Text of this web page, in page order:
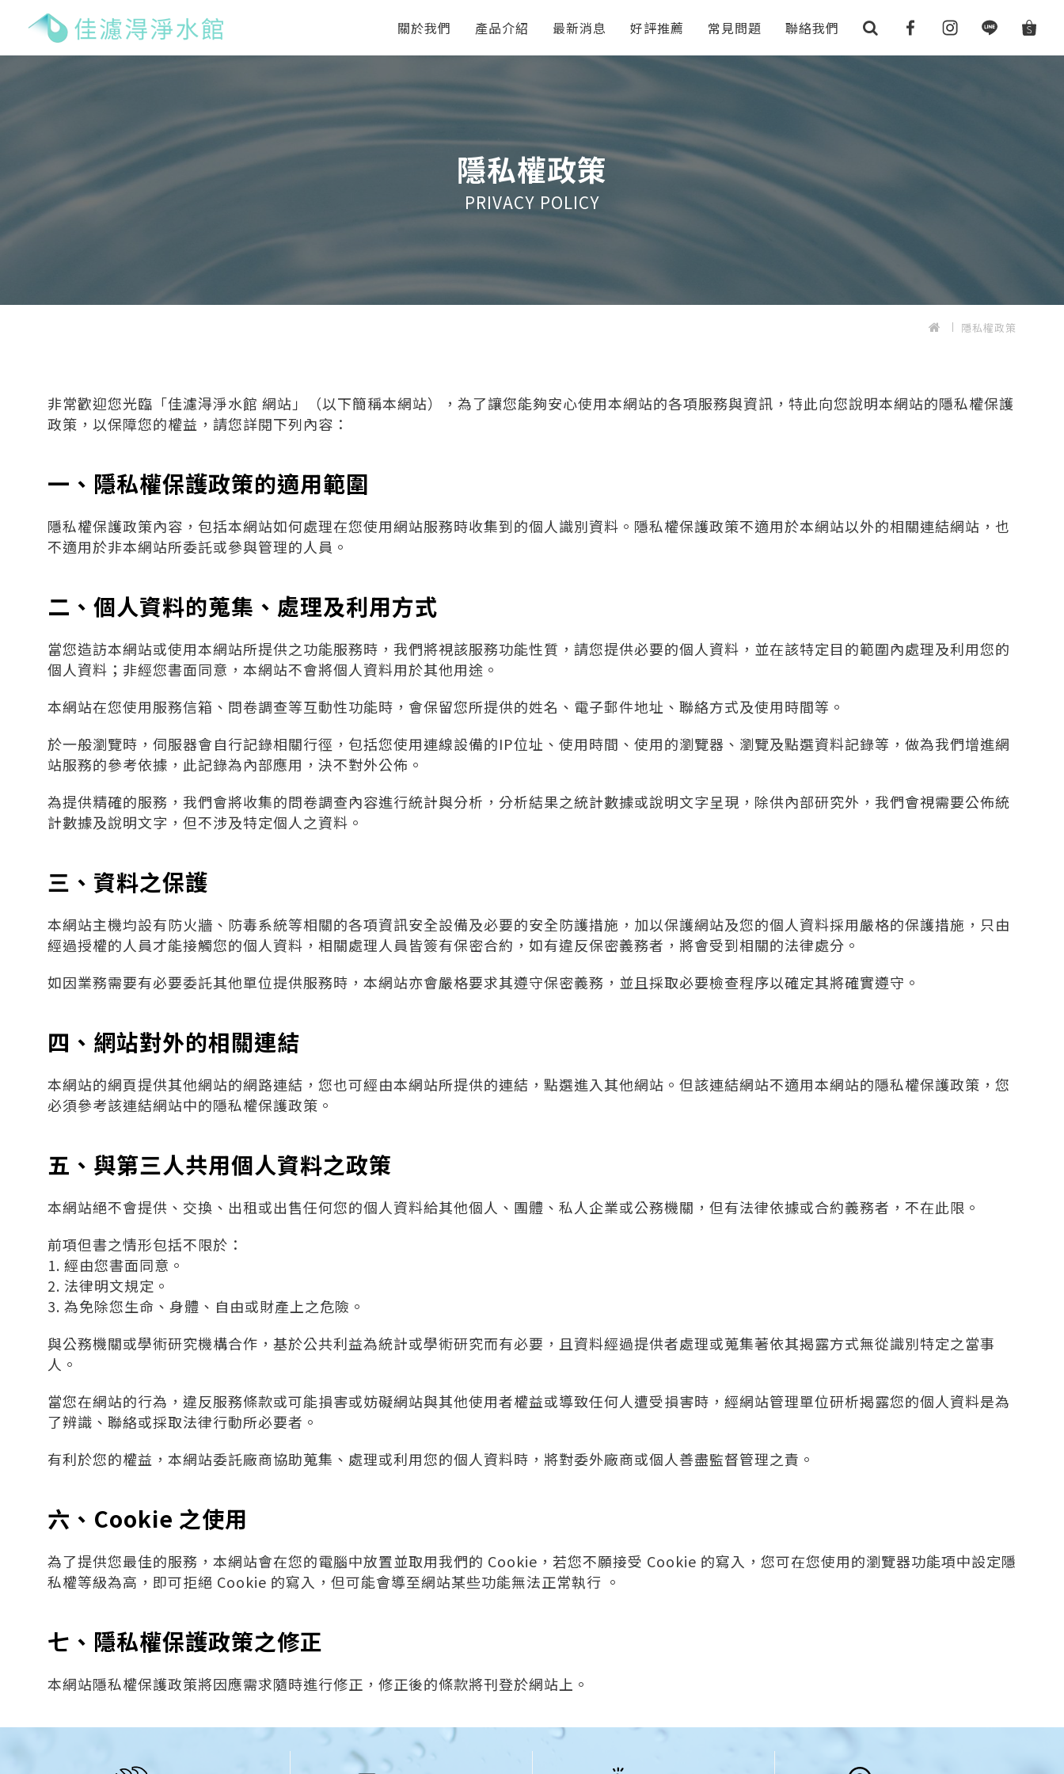
關於我們 產品介紹 最新消息 好評推薦 常見問題 聯絡我們
隱私權政策
PRIVACY POLICY
隱私權政策
非常歡迎您光臨「佳濾淂淨水館 網站」（以下簡稱本網站），為了讓您能夠安心使用本網站的各項服務與資訊，特此向您說明本網站的隱私權保護
政策，以保障您的權益，請您詳閱下列內容：
一、隱私權保護政策的適用範圍
隱私權保護政策內容，包括本網站如何處理在您使用網站服務時收集到的個人識別資料。隱私權保護政策不適用於本網站以外的相關連結網站，也
不適用於非本網站所委託或參與管理的人員。
二、個人資料的蒐集、處理及利用方式
當您造訪本網站或使用本網站所提供之功能服務時，我們將視該服務功能性質，請您提供必要的個人資料，並在該特定目的範圍內處理及利用您的
個人資料；非經您書面同意，本網站不會將個人資料用於其他用途。
本網站在您使用服務信箱、問卷調查等互動性功能時，會保留您所提供的姓名、電子郵件地址、聯絡方式及使用時間等。
於一般瀏覽時，伺服器會自行記錄相關行徑，包括您使用連線設備的IP位址、使用時間、使用的瀏覽器、瀏覽及點選資料記錄等，做為我們增進網
站服務的參考依據，此記錄為內部應用，決不對外公佈。
為提供精確的服務，我們會將收集的問卷調查內容進行統計與分析，分析結果之統計數據或說明文字呈現，除供內部研究外，我們會視需要公佈統
計數據及說明文字，但不涉及特定個人之資料。
三、資料之保護
本網站主機均設有防火牆、防毒系統等相關的各項資訊安全設備及必要的安全防護措施，加以保護網站及您的個人資料採用嚴格的保護措施，只由
經過授權的人員才能接觸您的個人資料，相關處理人員皆簽有保密合約，如有違反保密義務者，將會受到相關的法律處分。
如因業務需要有必要委託其他單位提供服務時，本網站亦會嚴格要求其遵守保密義務，並且採取必要檢查程序以確定其將確實遵守。
四、網站對外的相關連結
本網站的網頁提供其他網站的網路連結，您也可經由本網站所提供的連結，點選進入其他網站。但該連結網站不適用本網站的隱私權保護政策，您
必須參考該連結網站中的隱私權保護政策。
五、與第三人共用個人資料之政策
本網站絕不會提供、交換、出租或出售任何您的個人資料給其他個人、團體、私人企業或公務機關，但有法律依據或合約義務者，不在此限。
前項但書之情形包括不限於：
1. 經由您書面同意。
2. 法律明文規定。
3. 為免除您生命、身體、自由或財產上之危險。
與公務機關或學術研究機構合作，基於公共利益為統計或學術研究而有必要，且資料經過提供者處理或蒐集著依其揭露方式無從識別特定之當事
人。
當您在網站的行為，違反服務條款或可能損害或妨礙網站與其他使用者權益或導致任何人遭受損害時，經網站管理單位研析揭露您的個人資料是為
了辨識、聯絡或採取法律行動所必要者。
有利於您的權益，本網站委託廠商協助蒐集、處理或利用您的個人資料時，將對委外廠商或個人善盡監督管理之責。
六、Cookie 之使用
為了提供您最佳的服務，本網站會在您的電腦中放置並取用我們的 Cookie，若您不願接受 Cookie 的寫入，您可在您使用的瀏覽器功能項中設定隱
私權等級為高，即可拒絕 Cookie 的寫入，但可能會導至網站某些功能無法正常執行 。
七、隱私權保護政策之修正
本網站隱私權保護政策將因應需求隨時進行修正，修正後的條款將刊登於網站上。